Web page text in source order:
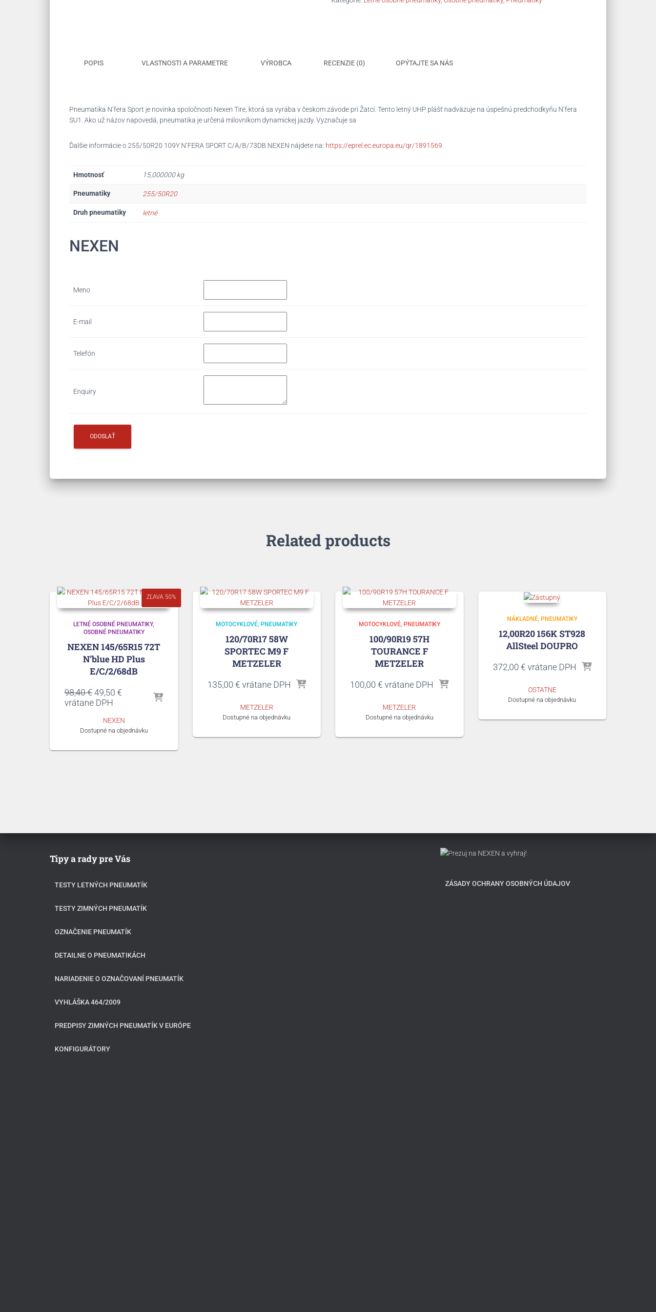
POPIS VLASTNOSTI A PARAMETRE VÝROBCA RECENZIE (0) OPÝTAJTE SA NÁS
Pneumatika N’fera Sport je novinka spoločnosti Nexen Tire, ktorá sa vyrába v českom závode pri Žatci. Tento letný UHP plášť nadväzuje na úspešnú predchodkyňu N’fera
SU1. Ako už názov napovedá, pneumatika je určená milovníkom dynamickej jazdy. Vyznačuje sa
Ďalšie informácie o 255/50R20 109Y N’FERA SPORT C/A/B/73DB NEXEN nájdete na: https://eprel.ec.europa.eu/qr/1891569
Hmotnosť 15,000000 kg
Pneumatiky 255/50R20
Druh pneumatiky letné
NEXEN
Meno
E-mail
Telefón
Enquiry
Related products
ZĽAVA 50%
LETNÉ OSOBNÉ PNEUMATIKY
OSOBNÉ PNEUMATIKY
NEXEN 145/65R15 72T
N’blue HD Plus
E/C/2/68dB
98,40€Pôvodná
cena
98,40 €.
49,50 € Aktuálna
49,50 €.
vrátane DPH
NEXEN
Dostupné na objednávku
MOTOCYKLOVÉ PNEUMATIKY
120/70R17 58W
SPORTEC M9 F
METZELER
135,00 € vrátane DPH
METZELER
Dostupné na objednávku
MOTOCYKLOVÉ PNEUMATIKY
100/90R19 57H
TOURANCE F
METZELER
100,00 € vrátane DPH
METZELER
Dostupné na objednávku
NÁKLADNÉ PNEUMATIKY
12,00R20 156K ST928
AllSteel DOUPRO
372,00 € vrátane DPH
OSTATNE
Dostupné na objednávku
Tipy a rady pre Vás
TESTY LETNÝCH PNEUMATÍK
TESTY ZIMNÝCH PNEUMATÍK
OZNAČENIE PNEUMATÍK
DETAILNE O PNEUMATIKÁCH
NARIADENIE O OZNAČOVANÍ PNEUMATÍK
VYHLÁŠKA 464/2009
PREDPISY ZIMNÝCH PNEUMATÍK V EURÓPE
KONFIGURÁTORY
ZÁSADY OCHRANY OSOBNÝCH ÚDAJOV